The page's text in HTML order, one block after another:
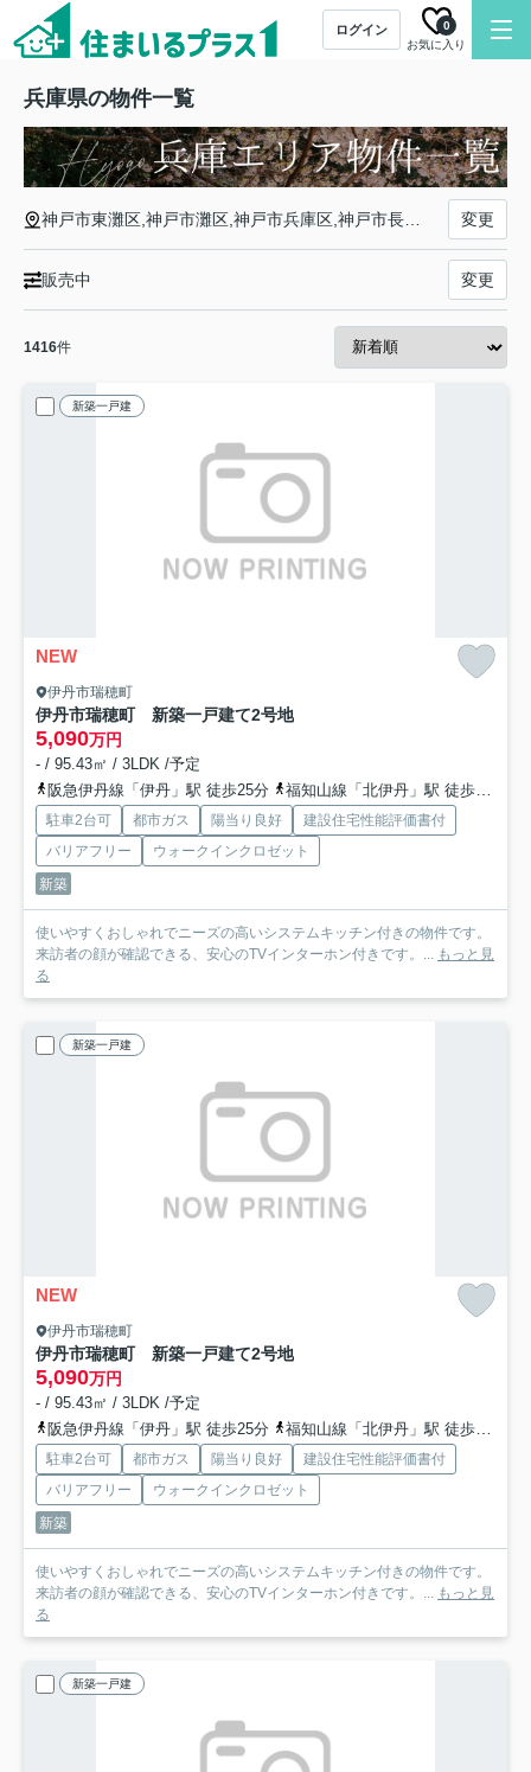
ログイン
お気に入り
0
兵庫県の物件一覧
変更
販売中 変更
1416件
新築一戸建
NEW
伊丹市瑞穂町
伊丹市瑞穂町 新築一戸建て2号地
5,090万円
- / 95.43㎡ / 3LDK /予定
阪急伊丹線「伊丹」駅 徒歩25分
福知山線「北伊丹」駅 徒歩25分
駐車2台可 都市ガス 陽当り良好
建設住宅性能評価書付
バリアフリー
ウォークインクロゼット
新築
使いやすくおしゃれでニーズの高いシステムキッチン付きの物件です。
来訪者の顔が確認できる、安心のTVインターホン付きです。... もっと見
る
新築一戸建
NEW
伊丹市瑞穂町
伊丹市瑞穂町 新築一戸建て2号地
5,090万円
- / 95.43㎡ / 3LDK /予定
阪急伊丹線「伊丹」駅 徒歩25分
福知山線「北伊丹」駅 徒歩25分
駐車2台可 都市ガス 陽当り良好
建設住宅性能評価書付
バリアフリー
ウォークインクロゼット
新築
使いやすくおしゃれでニーズの高いシステムキッチン付きの物件です。
来訪者の顔が確認できる、安心のTVインターホン付きです。... もっと見
る
新築一戸建